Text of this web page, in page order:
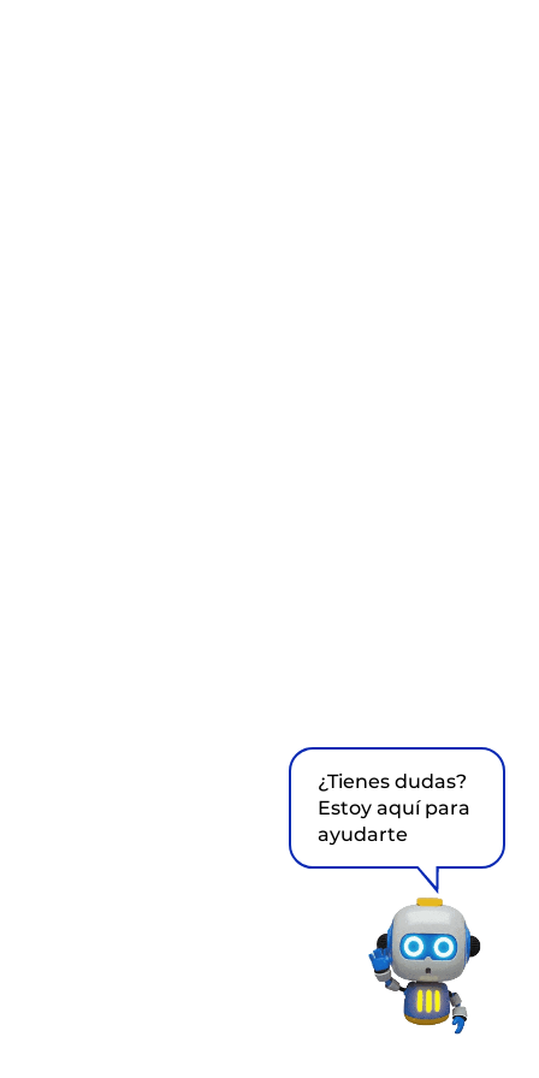
¿Tienes dudas?
Estoy aquí para
ayudarte